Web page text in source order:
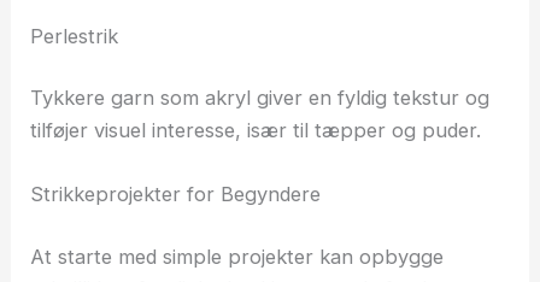
Perlestrik
Tykkere garn som akryl giver en fyldig tekstur og
tilføjer visuel interesse, især til tæpper og puder.
Strikkeprojekter for Begyndere
At starte med simple projekter kan opbygge